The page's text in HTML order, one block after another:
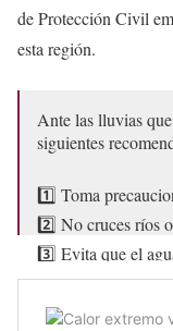
de Protección Civil
esta región.
Ante las lluvias
siguientes
1️⃣ Toma
2️⃣ No cruces ríos
3️⃣ Evita que el
enfermedades 🚫
4️⃣ En tormentas